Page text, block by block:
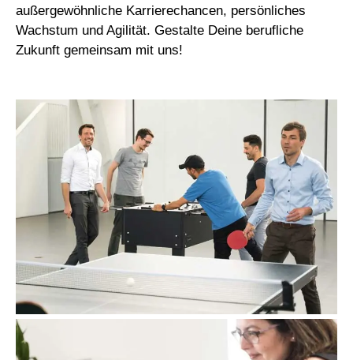
außergewöhnliche Karrierechancen, persönliches
Wachstum und Agilität. Gestalte Deine berufliche
Zukunft gemeinsam mit uns!